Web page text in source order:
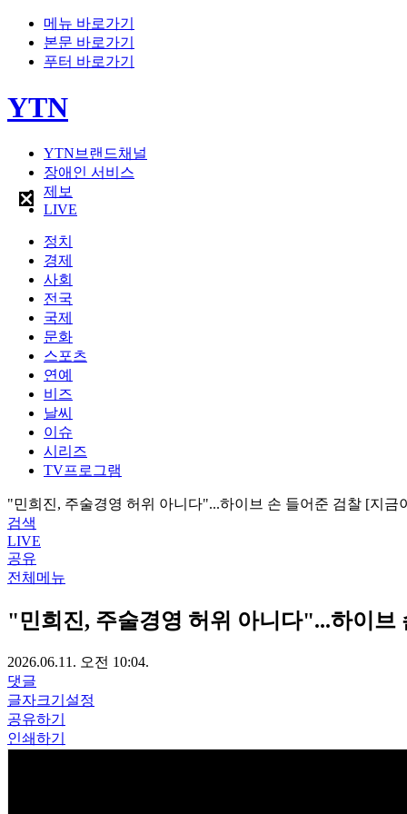
메뉴 바로가기
본문 바로가기
푸터 바로가기
YTN
YTN브랜드채널
장애인 서비스
제보
LIVE
정치
경제
사회
전국
국제
문화
스포츠
연예
비즈
날씨
이슈
시리즈
TV프로그램
"민희진, 주술경영 허위 아니다"...하이브 손 들어준 검찰 [지금
검색
LIVE
공유
전체메뉴
"민희진, 주술경영 허위 아니다"...하이브
2026.06.11. 오전 10:04.
댓글
글자크기설정
공유하기
인쇄하기